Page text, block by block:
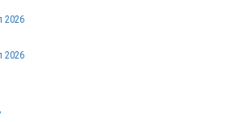
2026
2026